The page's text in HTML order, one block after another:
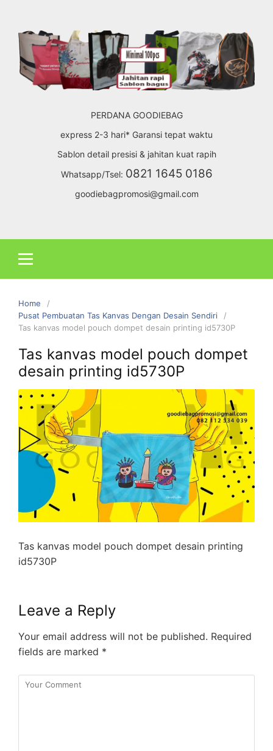
content
PERDANA GOODIEBAG
express 2-3 hari* Garansi tepat waktu
Sablon detail presisi & jahitan kuat rapih
Whatsapp/Tsel: 0821 1645 0186
goodiebagpromosi@gmail.com
Home
Pusat Pembuatan Tas Kanvas Dengan Desain Sendiri
Tas kanvas model pouch dompet desain printing id5730P
Tas kanvas model pouch dompet
desain printing id5730P
Tas kanvas model pouch dompet desain printing
id5730P
Leave a Reply
Your email address will not be published. Required
fields are marked *